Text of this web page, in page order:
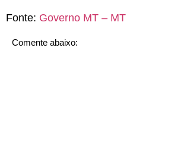
Fonte: Governo MT – MT
Comente abaixo: